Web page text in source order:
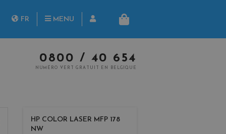
FR MENU
PANIER
0800 / 40 654
NUMÉRO VERT GRATUIT EN BELGIQUE
HP COLOR LASER MFP 178
NW